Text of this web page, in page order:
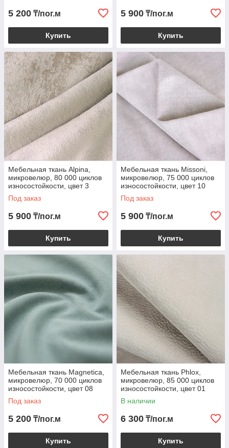
5 200 ₸/пог.м
Купить
5 900 ₸/пог.м
Купить
Мебельная ткань Alpina,
микровелюр, 80 000 циклов
износостойкости, цвет 3
Под заказ
5 900 ₸/пог.м
Купить
Мебельная ткань Missoni,
микровелюр, 75 000 циклов
износостойкости, цвет 10
Ivory
Под заказ
5 900 ₸/пог.м
Купить
Мебельная ткань Magnetica,
микровелюр, 70 000 циклов
износостойкости, цвет 08
Под заказ
5 200 ₸/пог.м
Купить
Мебельная ткань Phlox,
микровелюр, 85 000 циклов
износостойкости, цвет 01
В наличии
6 300 ₸/пог.м
Купить